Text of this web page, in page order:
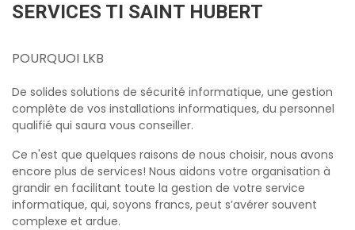
SERVICES TI SAINT HUBERT
POURQUOI LKB
De solides solutions de sécurité informatique, une gestion
complète de vos installations informatiques, du personnel
qualifié qui saura vous conseiller.
Ce n'est que quelques raisons de nous choisir, nous avons
encore plus de services! Nous aidons votre organisation à
grandir en facilitant toute la gestion de votre service
informatique, qui, soyons francs, peut s’avérer souvent
complexe et ardue.